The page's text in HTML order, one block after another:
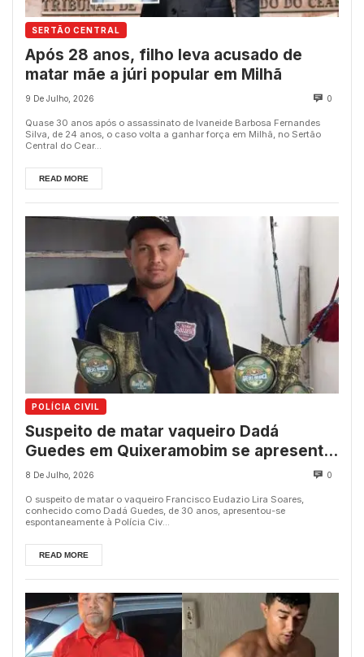
SERTÃO CENTRAL
Após 28 anos, filho leva acusado de
matar mãe a júri popular em Milhã
9 De Julho, 2026 0
Quase 30 anos após o assassinato de Ivaneide Barbosa Fernandes
Silva, de 24 anos, o caso volta a ganhar força em Milhã, no Sertão
Central do Cear...
READ MORE
POLÍCIA CIVIL
Suspeito de matar vaqueiro Dadá
Guedes em Quixeramobim se apresenta
à Polícia Civil
8 De Julho, 2026 0
O suspeito de matar o vaqueiro Francisco Eudazio Lira Soares,
conhecido como Dadá Guedes, de 30 anos, apresentou-se
espontaneamente à Polícia Civ...
READ MORE